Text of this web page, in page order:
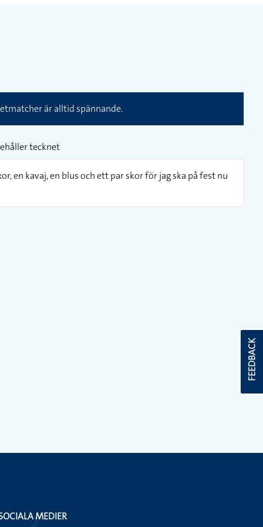
är alltid spännande.
tecknet
en kavaj, en blus och ett par skor för jag ska på fest nu
FEEDBACK
MEDIER